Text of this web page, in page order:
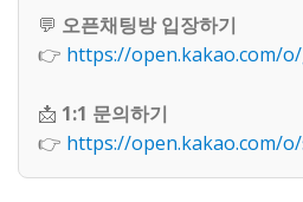
💬 오픈채팅방 입장하기
👉 https://open.kakao.com/
📩 1:1 문의하기
👉 https://open.kakao.com/